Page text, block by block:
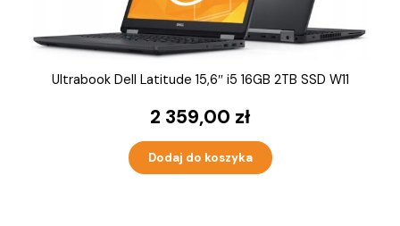
Ultrabook Dell Latitude 15,6″ i5 16GB 2TB SSD W11
2 359,00 zł
Dodaj do koszyka